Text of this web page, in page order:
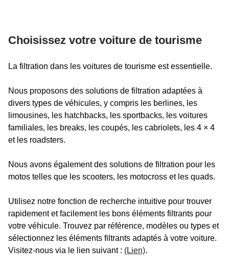
Choisissez votre voiture de tourisme
La filtration dans les voitures de tourisme est essentielle.
Nous proposons des solutions de filtration adaptées à
divers types de véhicules, y compris les berlines, les
limousines, les hatchbacks, les sportbacks, les voitures
familiales, les breaks, les coupés, les cabriolets, les 4 × 4
et les roadsters.
Nous avons également des solutions de filtration pour les
motos telles que les scooters, les motocross et les quads.
Utilisez notre fonction de recherche intuitive pour trouver
rapidement et facilement les bons éléments filtrants pour
votre véhicule. Trouvez par référence, modèles ou types et
sélectionnez les éléments filtrants adaptés à votre voiture.
Visitez-nous via le lien suivant : (Lien).